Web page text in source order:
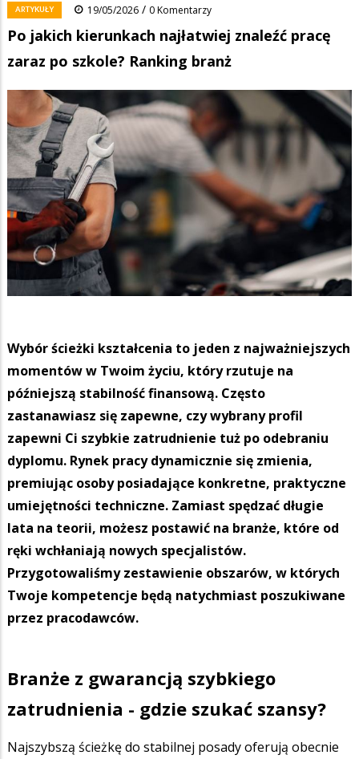
ARTYKUŁY 19/05/2026 / 0 Komentarzy
Po jakich kierunkach najłatwiej znaleźć pracę
zaraz po szkole? Ranking branż
Wybór ścieżki kształcenia to jeden z najważniejszych
momentów w Twoim życiu, który rzutuje na
późniejszą stabilność finansową. Często
zastanawiasz się zapewne, czy wybrany profil
zapewni Ci szybkie zatrudnienie tuż po odebraniu
dyplomu. Rynek pracy dynamicznie się zmienia,
premiując osoby posiadające konkretne, praktyczne
umiejętności techniczne. Zamiast spędzać długie
lata na teorii, możesz postawić na branże, które od
ręki wchłaniają nowych specjalistów.
Przygotowaliśmy zestawienie obszarów, w których
Twoje kompetencje będą natychmiast poszukiwane
przez pracodawców.
Branże z gwarancją szybkiego
zatrudnienia - gdzie szukać szansy?
Najszybszą ścieżkę do stabilnej posady oferują obecnie